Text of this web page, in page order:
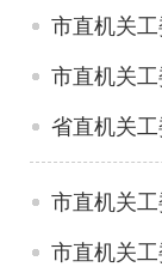
市直机关
市直机关
省直机关
市直机关
市直机关